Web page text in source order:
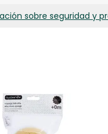
/ Unidades
sobre seguridad y